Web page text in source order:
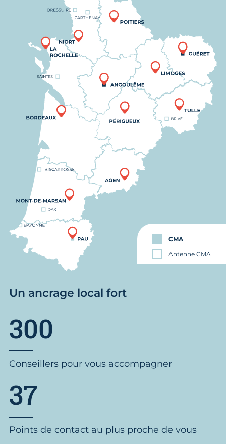
CMA
Antenne CMA
Un ancrage local fort
300
Conseillers pour vous accompagner
37
Points de contact au plus proche de vous